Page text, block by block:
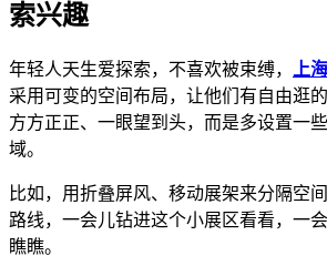
索兴趣
年轻人天生爱探索，不喜欢被束缚， 上
采用可变的空间布局，让他们有自由逛
方方正正、一眼望到头，而是多设置一
域。
比如，用折叠屏风、移动展架来分隔空
路线，一会儿钻进这个小展区看看，一
瞧瞧。